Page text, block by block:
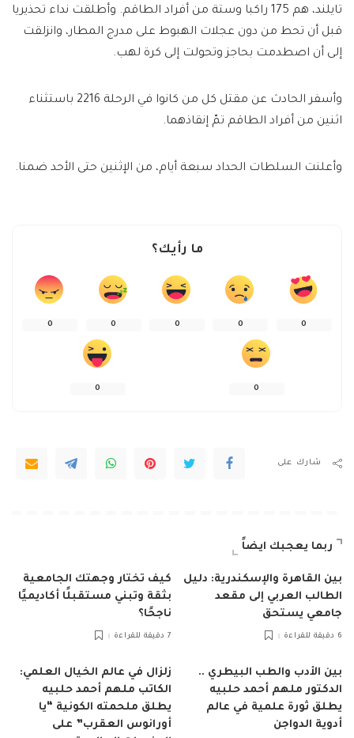
تايلند، هم 175 راكبا وستة من أفراد الطاقم. وأطلقت نداء تحذيريا
قبل أن تحط من دون عجلات الهبوط على مدرج المطار، وانزلقت
إلى أن اصطدمت بحاجز وتحولت إلى كرة لهب.
وأسفر الحادث عن مقتل كل من كانوا في الرحلة 2216 باستثناء
اثنين من أفراد الطاقم تمّ إنقاذهما.
وأعلنت السلطات الحداد سبعة أيام، من الإثنين حتى الأحد ضمنا.
ما رأيك؟
0
0
0
0
0
0
0
شارك على
ربما يعجبك ايضاً
بين القاهرة والإسكندرية: دليل
الطالب العربي إلى مقعد
جامعي يستحق
6 دقيقة للقراءة
كيف تختار وجهتك الجامعية
بثقة وتبني مستقبلًا أكاديميًا
ناجحًا؟
7 دقيقة للقراءة
بين الأدب والطب البيطري ..
الدكتور ملهم أحمد حلبيه
يطلق ثورة علمية في عالم
أدوية الدواجن
زلزال في عالم الخيال العلمي:
الكاتب ملهم أحمد حلبيه
يطلق ملحمته الكونية “يا
أورانوس العقرب” على